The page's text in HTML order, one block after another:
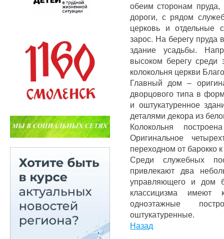
обеим сторонам пруда,
дороги, с рядом
церковь и отдельные
зарос. На берегу пруда
здание усадьбы.
высоком берегу среди
колокольня церкви
Главный дом –
дворцового типа в
и оштукатуренное
деталями декора из
Колокольня
Оригинальное
переходном от барокко
Среди служебных
привлекают два
управляющего и дом
классицизма
одноэтажные
оштукатуренные.
Назад